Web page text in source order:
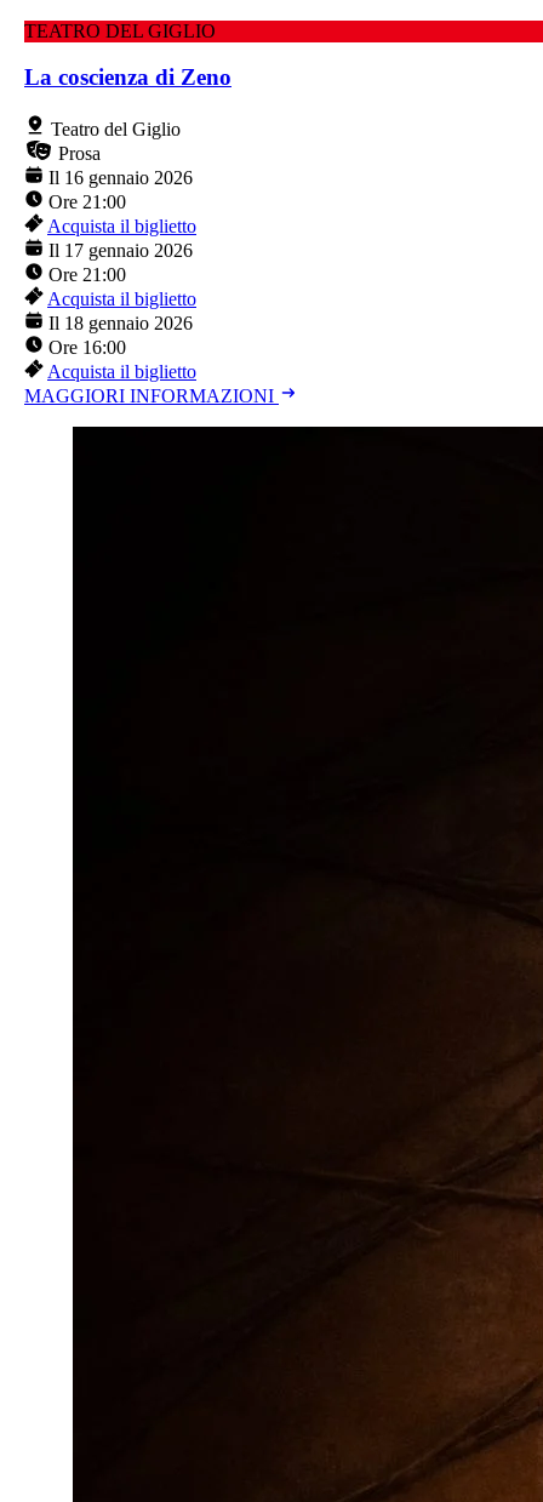
TEATRO DEL GIGLIO
La coscienza di Zeno
Teatro del Giglio
Prosa
Il 16 gennaio 2026
Ore 21:00
Acquista il biglietto
Il 17 gennaio 2026
Ore 21:00
Acquista il biglietto
Il 18 gennaio 2026
Ore 16:00
Acquista il biglietto
MAGGIORI INFORMAZIONI